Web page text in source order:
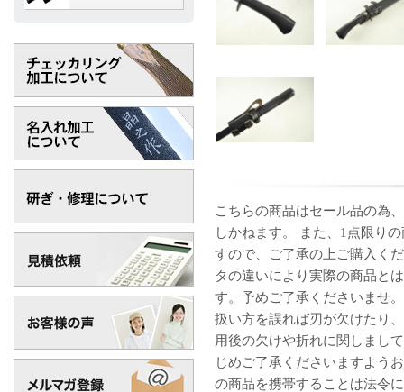
こちらの商品はセール品の為
しかねます。 また、1点限り
すので、ご了承の上ご購入く
タの違いにより実際の商品と
す。 予めご了承くださいませ
扱い方を誤れば刃が欠けたり
用後の欠けや折れに関しまし
じめご了承くださいますよう
の商品を携帯することは法令